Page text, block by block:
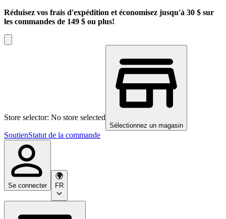
Réduisez vos frais d'expédition et économisez jusqu'à 30 $ sur
les commandes de 149 $ ou plus!
Store selector: No store selected
Sélectionnez un magasin
SoutienStatut de la commande
Se connecter FR